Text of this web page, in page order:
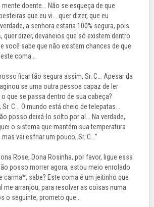
doente... Não se esqueça de que
que eu vi... quer dizer, que eu
a senhora estaria 100% segura, pois
dizer, devaneios que só existem dentro
você sabe que não existem chances de que
coma...
ficar tão segura assim, Sr. C... Apesar da
se uma outra pessoa capaz de ler
que se passa dentro de sua cabeça?
C... O mundo está cheio de telepatas...
posso deixá-lo solto por aí... Na verdade,
o sistema que mantém sua temperatura
vai esfriar um pouco, Sr. C...”
Rose, Dona Rosinha, por favor, ligue essa
posso morrer agora, estou meio enrolado
carma*, sabe? Este coma é um jeitinho que
me arranjou, para resolver as coisas numa
o seguinte, prometo que...